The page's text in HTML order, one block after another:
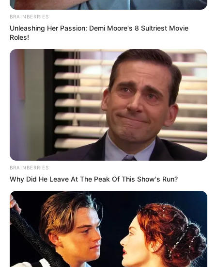
BRAINBERRIES
Unleashing Her Passion: Demi Moore's 8 Sultriest Movie
Roles!
BRAINBERRIES
Why Did He Leave At The Peak Of This Show's Run?